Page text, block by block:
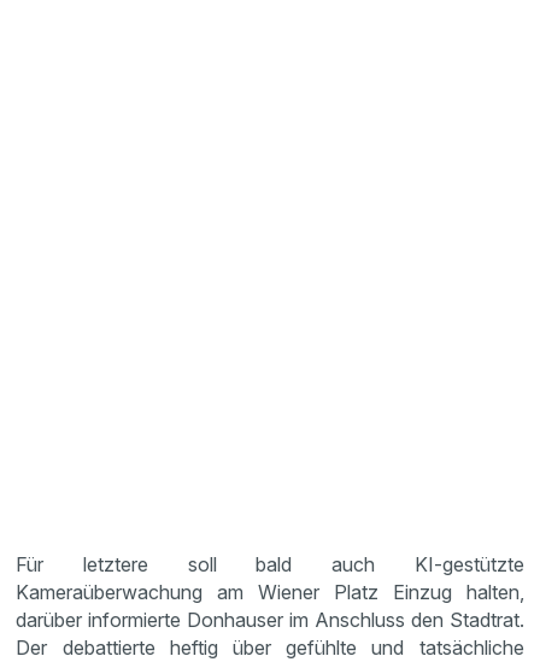
Für letztere soll bald auch KI-gestützte
Kameraüberwachung am Wiener Platz Einzug halten,
darüber informierte Donhauser im Anschluss den Stadtrat.
Der debattierte heftig über gefühlte und tatsächliche